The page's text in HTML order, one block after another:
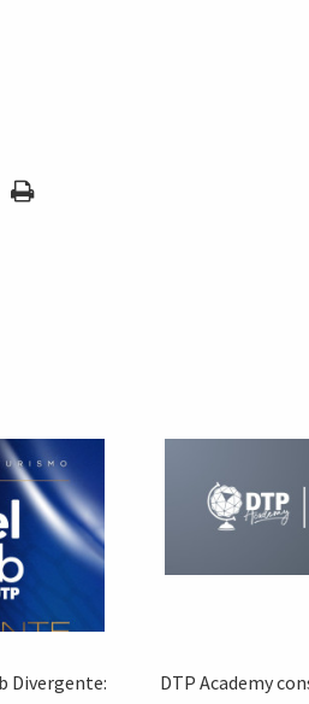
Divergente:
DTP Academy